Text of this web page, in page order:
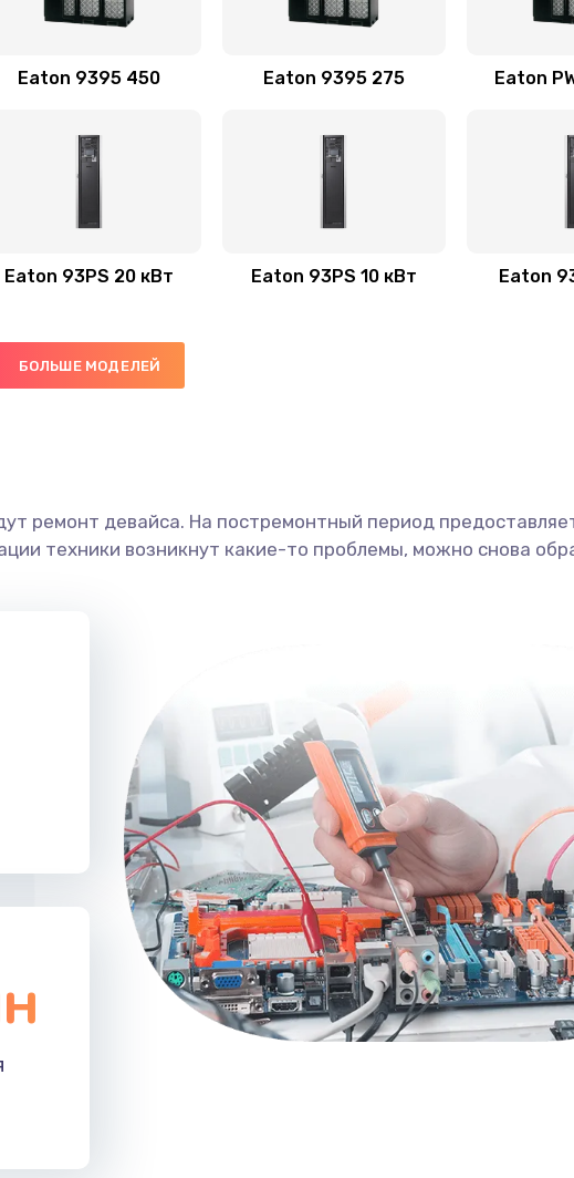
Eaton 9395 450 Eaton 9395 275 Eaton
Eaton 93PS 20 кВт Eaton 93PS 10 кВт Eaton
БОЛЬШЕ МОДЕЛЕЙ
ремонт девайса. На постремонтный период
техники возникнут какие-то проблемы, можно снова